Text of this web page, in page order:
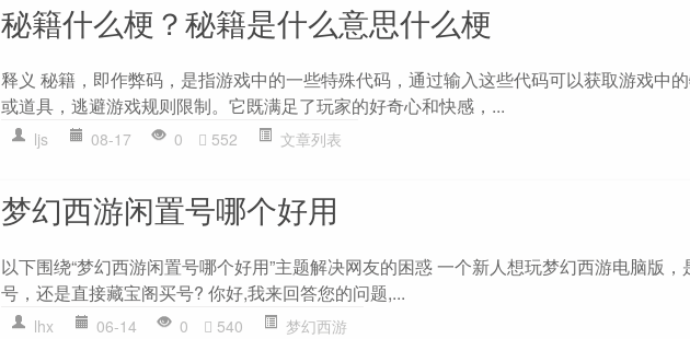
秘籍什么梗？秘籍是什么意思什么梗
释义 秘籍，即作弊码，是指游戏中的一些特殊代码，通过输入这些代码可以获取游戏中
或道具，逃避游戏规则限制。它既满足了玩家的好奇心和快感，...
ljs 08-17 0 552 文章列表
梦幻西游闲置号哪个好用
以下围绕“梦幻西游闲置号哪个好用”主题解决网友的困惑 一个新人想玩梦幻西游电脑版，
号，还是直接藏宝阁买号? 你好,我来回答您的问题,...
lhx 06-14 0 540 梦幻西游